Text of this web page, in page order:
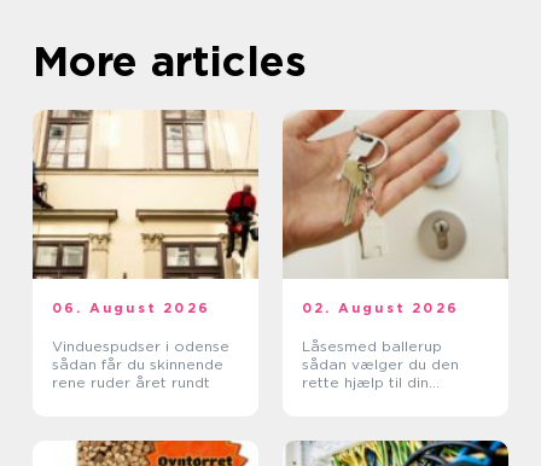
More articles
06. August 2026
Vinduespudser i odense
sådan får du skinnende
rene ruder året rundt
02. August 2026
Låsesmed ballerup
sådan vælger du den
rette hjælp til din